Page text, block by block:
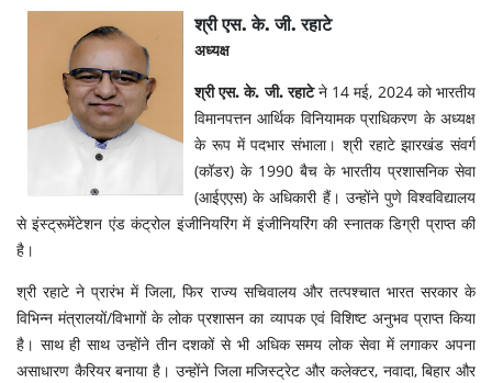
श्री एस. के. जी. रहाटे
अध्‍यक्ष
श्री एस. के. जी. रहाटेने 14 मई, 2024 को भारतीय
विमानपत्तन आर्थिक विनियामक प्राधिकरण के अध्यक्ष
के रूप में पदभार संभाला। श्री रहाटे झारखंड संवर्ग
(कॉडर) के 1990 बैच के भारतीय प्रशासनिक सेवा
(आईएएस) के अधिकारी हैं। उन्होंने पुणे विश्वविद्यालय
से इंस्ट्रूमेंटेशन एंड कंट्रोल इंजीनियरिंग में इंजीनियरिंग की स्नातक डिग्री प्राप्त की
है।
श्री रहाटे ने प्रारंभ में जिला, फिर राज्य सचिवालय और तत्पश्चात भारत सरकार के
विभिन्न मंत्रालयों/विभागों के लोक प्रशासन का व्यापक एवं विशिष्ट अनुभव प्राप्त किया
है। साथ ही साथ उन्होंने तीन दशकों से भी अधिक समय लोक सेवा में लगाकर अपना
असाधारण कैरियर बनाया है। उन्होंने जिला मजिस्ट्रेट और कलेक्टर, नवादा, बिहार और